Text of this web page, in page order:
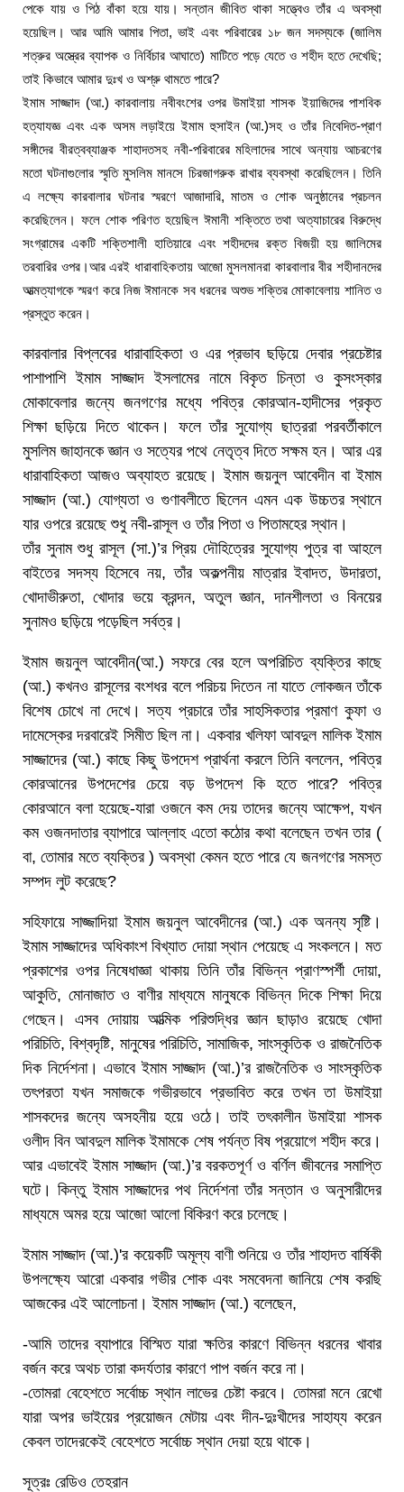
পেকে যায় ও পিঠ বাঁকা হয়ে যায়। সন্তান জীবিত থাকা সত্ত্বেও তাঁর এ অবস্থা
হয়েছিল। আর আমি আমার পিতা, ভাই এবং পরিবারের ১৮ জন সদস্যকে (জালিম
শত্রুর অস্ত্রের ব্যাপক ও নির্বিচার আঘাতে) মাটিতে পড়ে যেতে ও শহীদ হতে দেখেছি;
তাই কিভাবে আমার দুঃখ ও অশ্রু থামতে পারে?
ইমাম সাজ্জাদ (আ.) কারবালায় নবীবংশের ওপর উমাইয়া শাসক ইয়াজিদের পাশবিক
হত্যাযজ্ঞ এবং এক অসম লড়াইয়ে ইমাম হুসাইন (আ.)সহ ও তাঁর নিবেদিত-প্রাণ
সঙ্গীদের বীরত্বব্যাঞ্জক শাহাদতসহ নবী-পরিবারের মহিলাদের সাথে অন্যায় আচরণের
মতো ঘটনাগুলোর স্মৃতি মুসলিম মানসে চিরজাগরুক রাখার ব্যবস্থা করেছিলেন। তিনি
এ লক্ষ্যে কারবালার ঘটনার স্মরণে আজাদারি, মাতম ও শোক অনুষ্ঠানের প্রচলন
করেছিলেন। ফলে শোক পরিণত হয়েছিল ঈমানী শক্তিতে তথা অত্যাচারের বিরুদ্ধে
সংগ্রামের একটি শক্তিশালী হাতিয়ারে এবং শহীদদের রক্ত বিজয়ী হয় জালিমের
তরবারির ওপর।আর এরই ধারাবাহিকতায় আজো মুসলমানরা কারবালার বীর শহীদানদের
আত্মত্যাগকে স্মরণ করে নিজ ঈমানকে সব ধরনের অশুভ শক্তির মোকাবেলায় শানিত ও
প্রস্তুত করেন।
কারবালার বিপ্লবের ধারাবাহিকতা ও এর প্রভাব ছড়িয়ে দেবার প্রচেষ্টার
পাশাপাশি ইমাম সাজ্জাদ ইসলামের নামে বিকৃত চিন্তা ও কুসংস্কার
মোকাবেলার জন্যে জনগণের মধ্যে পবিত্র কোরআন-হাদীসের প্রকৃত
শিক্ষা ছড়িয়ে দিতে থাকেন। ফলে তাঁর সুযোগ্য ছাত্ররা পরবর্তীকালে
মুসলিম জাহানকে জ্ঞান ও সত্যের পথে নেতৃত্ব দিতে সক্ষম হন। আর এর
ধারাবাহিকতা আজও অব্যাহত রয়েছে। ইমাম জয়নুল আবেদীন বা ইমাম
সাজ্জাদ (আ.) যোগ্যতা ও গুণাবলীতে ছিলেন এমন এক উচ্চতর স্থানে
যার ওপরে রয়েছে শুধু নবী-রাসূল ও তাঁর পিতা ও পিতামহের স্থান।
তাঁর সুনাম শুধু রাসূল (সা.)’র প্রিয় দৌহিত্রের সুযোগ্য পুত্র বা আহলে
বাইতের সদস্য হিসেবে নয়, তাঁর অকল্পনীয় মাত্রার ইবাদত, উদারতা,
খোদাভীরুতা, খোদার ভয়ে ক্রন্দন, অতুল জ্ঞান, দানশীলতা ও বিনয়ের
সুনামও ছড়িয়ে পড়েছিল সর্বত্র।
ইমাম জয়নুল আবেদীন(আ.) সফরে বের হলে অপরিচিত ব্যক্তির কাছে
(আ.) কখনও রাসূলের বংশধর বলে পরিচয় দিতেন না যাতে লোকজন তাঁকে
বিশেষ চোখে না দেখে। সত্য প্রচারে তাঁর সাহসিকতার প্রমাণ কুফা ও
দামেস্কের দরবারেই সিমীত ছিল না। একবার খলিফা আবদুল মালিক ইমাম
সাজ্জাদের (আ.) কাছে কিছু উপদেশ প্রার্থনা করলে তিনি বললেন, পবিত্র
কোরআনের উপদেশের চেয়ে বড় উপদেশ কি হতে পারে? পবিত্র
কোরআনে বলা হয়েছে-যারা ওজনে কম দেয় তাদের জন্যে আক্ষেপ, যখন
কম ওজনদাতার ব্যাপারে আল্লাহ এতো কঠোর কথা বলেছেন তখন তার (
বা, তোমার মতে ব্যক্তির ) অবস্থা কেমন হতে পারে যে জনগণের সমস্ত
সম্পদ লুট করেছে?
সহিফায়ে সাজ্জাদিয়া ইমাম জয়নুল আবেদীনের (আ.) এক অনন্য সৃষ্টি।
ইমাম সাজ্জাদের অধিকাংশ বিখ্যাত দোয়া স্থান পেয়েছে এ সংকলনে। মত
প্রকাশের ওপর নিষেধাজ্ঞা থাকায় তিনি তাঁর বিভিন্ন প্রাণস্পর্শী দোয়া,
আকুতি, মোনাজাত ও বাণীর মাধ্যমে মানুষকে বিভিন্ন দিকে শিক্ষা দিয়ে
গেছেন। এসব দোয়ায় আত্মিক পরিশুদ্ধির জ্ঞান ছাড়াও রয়েছে খোদা
পরিচিতি, বিশ্বদৃষ্টি, মানুষের পরিচিতি, সামাজিক, সাংস্কৃতিক ও রাজনৈতিক
দিক নির্দেশনা। এভাবে ইমাম সাজ্জাদ (আ.)’র রাজনৈতিক ও সাংস্কৃতিক
তৎপরতা যখন সমাজকে গভীরভাবে প্রভাবিত করে তখন তা উমাইয়া
শাসকদের জন্যে অসহনীয় হয়ে ওঠে। তাই তৎকালীন উমাইয়া শাসক
ওলীদ বিন আবদুল মালিক ইমামকে শেষ পর্যন্ত বিষ প্রয়োগে শহীদ করে।
আর এভাবেই ইমাম সাজ্জাদ (আ.)’র বরকতপূর্ণ ও বর্ণিল জীবনের সমাপ্তি
ঘটে। কিন্তু ইমাম সাজ্জাদের পথ নির্দেশনা তাঁর সন্তান ও অনুসারীদের
মাধ্যমে অমর হয়ে আজো আলো বিকিরণ করে চলেছে।
ইমাম সাজ্জাদ (আ.)'র কয়েকটি অমূল্য বাণী শুনিয়ে ও তাঁর শাহাদত বার্ষিকী
উপলক্ষ্যে আরো একবার গভীর শোক এবং সমবেদনা জানিয়ে শেষ করছি
আজকের এই আলোচনা। ইমাম সাজ্জাদ (আ.) বলেছেন,
-আমি তাদের ব্যাপারে বিস্মিত যারা ক্ষতির কারণে বিভিন্ন ধরনের খাবার
বর্জন করে অথচ তারা কদর্যতার কারণে পাপ বর্জন করে না।
-তোমরা বেহেশতে সর্বোচ্চ স্থান লাভের চেষ্টা করবে। তোমরা মনে রেখো
যারা অপর ভাইয়ের প্রয়োজন মেটায় এবং দীন-দুঃখীদের সাহায্য করেন
কেবল তাদেরকেই বেহেশতে সর্বোচ্চ স্থান দেয়া হয়ে থাকে।
সূত্রঃ রেডিও তেহরান